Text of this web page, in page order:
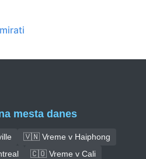
mesta danes
🇻🇳 Vreme v Haiphong
🇨🇴 Vreme v Cali